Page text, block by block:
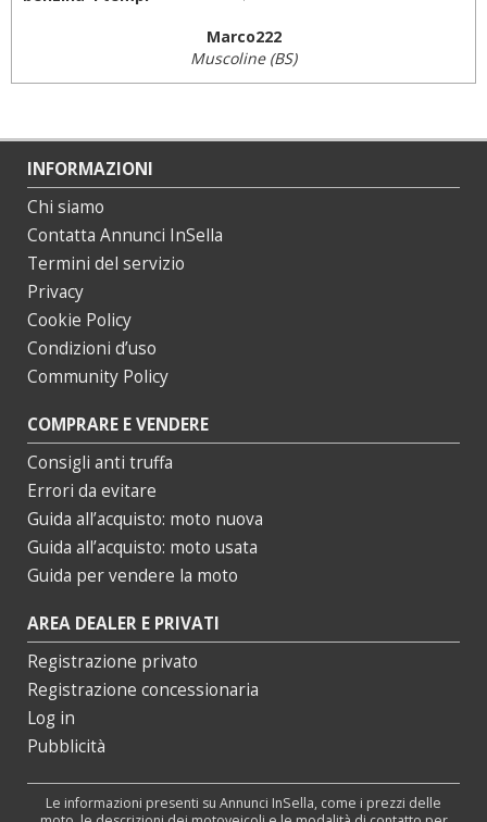
Marco222
Muscoline (BS)
INFORMAZIONI
Chi siamo
Contatta Annunci InSella
Termini del servizio
Privacy
Cookie Policy
Condizioni d’uso
Community Policy
COMPRARE E VENDERE
Consigli anti truffa
Errori da evitare
Guida all’acquisto: moto nuova
Guida all’acquisto: moto usata
Guida per vendere la moto
AREA DEALER E PRIVATI
Registrazione privato
Registrazione concessionaria
Log in
Pubblicità
Le informazioni presenti su Annunci InSella, come i prezzi delle